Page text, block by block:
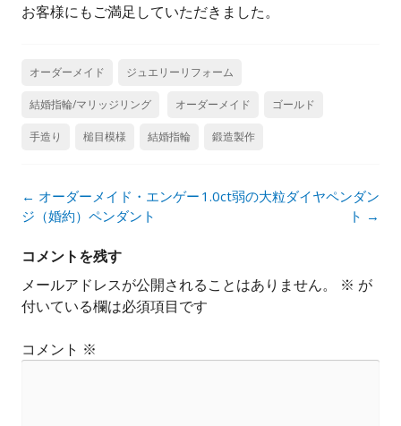
お客様にもご満足していただきました。
オーダーメイド ジュエリーリフォーム
結婚指輪/マリッジリング オーダーメイド ゴールド
手造り 槌目模様 結婚指輪 鍛造製作
投
稿
ビ
ー
シ
ン
← オーダーメイド・エンゲー
ジ（婚約）ペンダント
1.0ct弱の大粒ダイヤペンダン
ト →
コメントを残す
メールアドレスが公開されることはありません。
※ が
付いている欄は必須項目です
コメント ※